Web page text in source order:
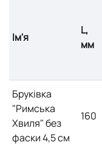
Ім'я
L,
мм
Бруківка
"Римська
Хвиля" без
фаски 4,5 см
160